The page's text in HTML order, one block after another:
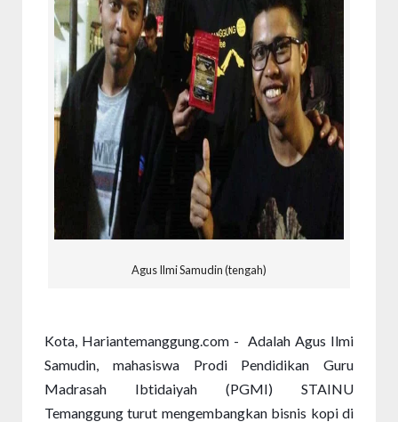
Agus Ilmi Samudin (tengah)
Kota, Hariantemanggung.com - Adalah Agus Ilmi
Samudin, mahasiswa Prodi Pendidikan Guru
Madrasah Ibtidaiyah (PGMI) STAINU
Temanggung turut mengembangkan bisnis kopi di